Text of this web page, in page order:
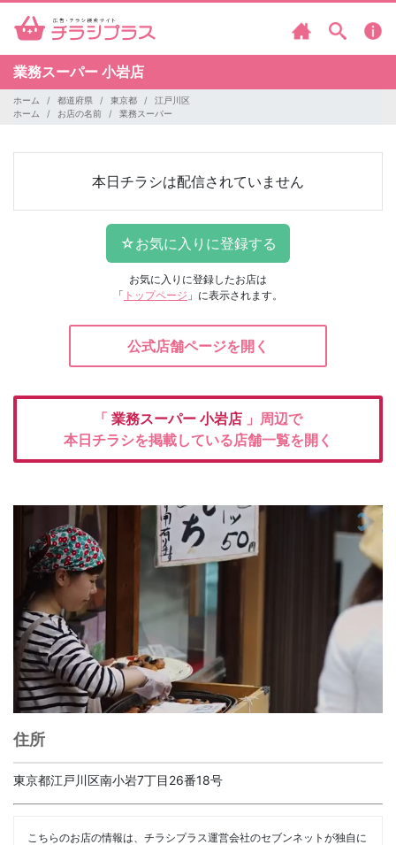
業務スーパー 小岩店
ホーム 都道府県 東京都
江戸川区
ホーム
お店の名前 業務スーパー
本日チラシは配信されていません
お気に入りに登録したお店は
「 トップページ 」に表示されます。
公式店舗ページを開く
「 業務スーパー 小岩店 」周辺で
本日チラシを掲載している店舗一覧を開く
住所
東京都江戸川区南小岩7丁目26番18号
こちらのお店の情報は、チラシプラス運営会社のセブンネットが独自に